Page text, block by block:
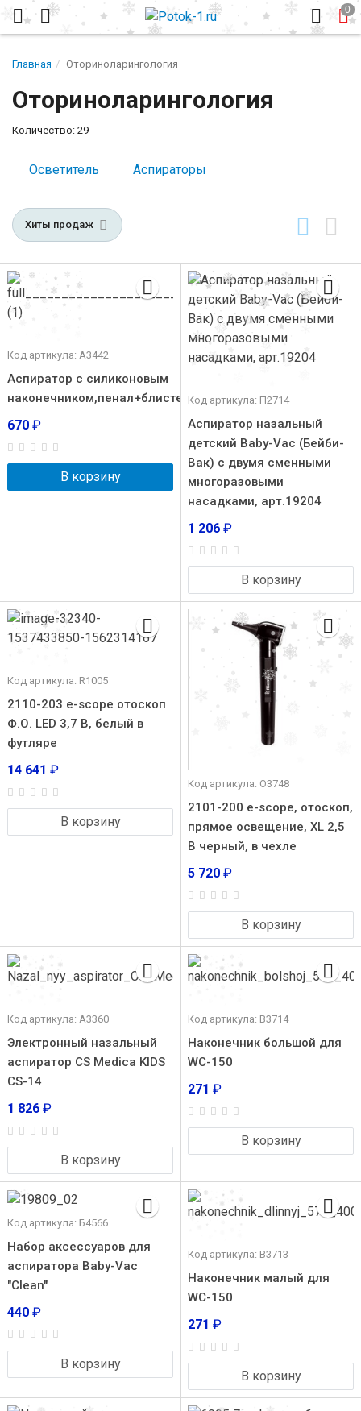
Главная Оториноларингология
Оториноларингология
Количество: 29
Осветитель Аспираторы
Хиты продаж
Код артикула: А3442
Аспиратор с силиконовым
наконечником,пенал+блистер
670 ₽
В корзину
Код артикула: П2714
Аспиратор назальный
детский Baby-Vac (Бейби-
Вак) с двумя сменными
многоразовыми
насадками, арт.19204
1 206 ₽
В корзину
Код артикула: R1005
2110-203 e-scope отоскоп
Ф.О. LED 3,7 В, белый в
футляре
14 641 ₽
В корзину
Код артикула: О3748
2101-200 e-scope, отоскоп,
прямое освещение, XL 2,5
В черный, в чехле
5 720 ₽
В корзину
Код артикула: А3360
Электронный назальный
аспиратор CS Medica KIDS
CS-14
1 826 ₽
В корзину
Код артикула: В3714
Наконечник большой для
WC-150
271 ₽
В корзину
Код артикула: Б4566
Набор аксессуаров для
аспиратора Baby-Vac
"Clean"
440 ₽
В корзину
Код артикула: В3713
Наконечник малый для
WC-150
271 ₽
В корзину